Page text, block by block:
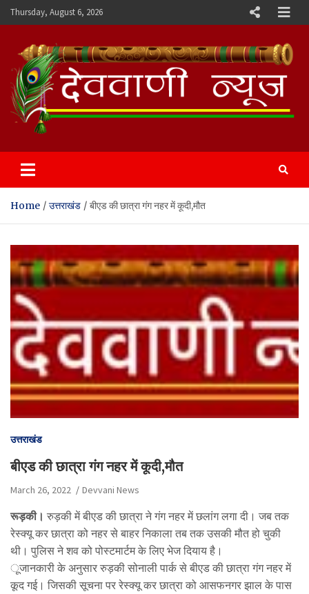
Skip
to
Thursday, August 6, 2026
Devvani News Portal
Home उत्तराखंड बीएड की छात्रा गंग नहर में कूदी,मौत
उत्तराखंड
बीएड की छात्रा गंग नहर में कूदी,मौत
March 26, 2022 Devvani News
रूड़की। रुड़की में बीएड की छात्रा ने गंग नहर में छलांग लगा दी। जब तक
रेस्क्यू कर छात्रा को नहर से बाहर निकाला तब तक उसकी मौत हो चुकी
थी। पुलिस ने शव को पोस्टमार्टम के लिए भेज दियाय है।
ूजानकारी के अनुसार रुड़की सोनाली पार्क से बीएड की छात्रा गंग नहर में
कूद गई। जिसकी सूचना पर रेस्क्यू कर छात्रा को आसफनगर झाल के पास